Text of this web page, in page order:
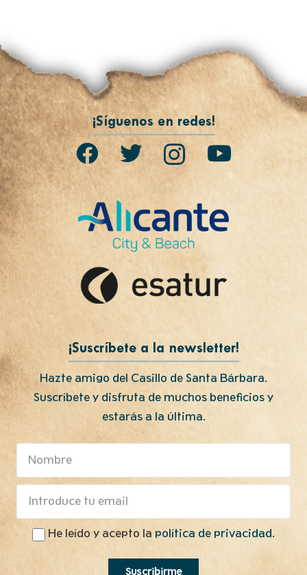
¡Síguenos en redes!
¡Suscríbete a la newsletter!
Hazte amigo del Casillo de Santa Bárbara.
Suscríbete y disfruta de muchos beneficios y
estarás a la última.
He leído y acepto la política de privacidad.